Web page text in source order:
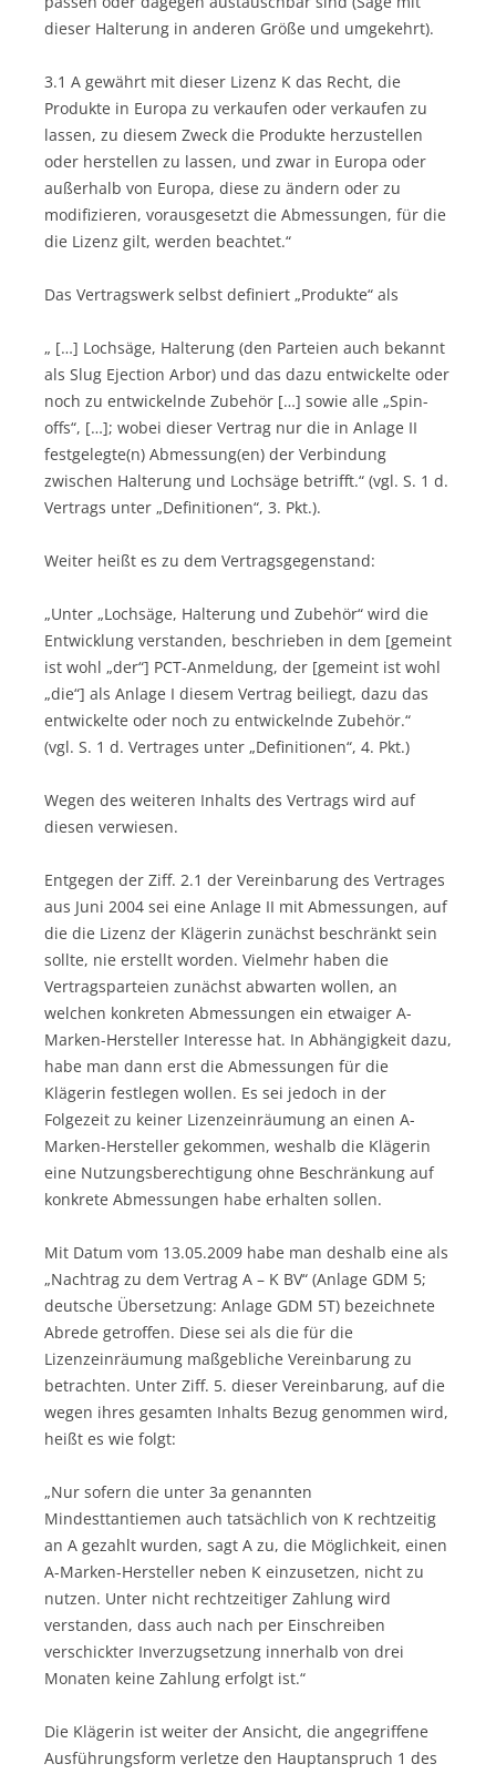
dieser Halterung in anderen Größe und umgekehrt).
3.1 A gewährt mit dieser Lizenz K das Recht, die
Produkte in Europa zu verkaufen oder verkaufen zu
lassen, zu diesem Zweck die Produkte herzustellen
oder herstellen zu lassen, und zwar in Europa oder
außerhalb von Europa, diese zu ändern oder zu
modifizieren, vorausgesetzt die Abmessungen, für die
die Lizenz gilt, werden beachtet.“
Das Vertragswerk selbst definiert „Produkte“ als
„ […] Lochsäge, Halterung (den Parteien auch bekannt
als Slug Ejection Arbor) und das dazu entwickelte oder
noch zu entwickelnde Zubehör […] sowie alle „Spin-
offs“, […]; wobei dieser Vertrag nur die in Anlage II
festgelegte(n) Abmessung(en) der Verbindung
zwischen Halterung und Lochsäge betrifft.“ (vgl. S. 1 d.
Vertrags unter „Definitionen“, 3. Pkt.).
Weiter heißt es zu dem Vertragsgegenstand:
„Unter „Lochsäge, Halterung und Zubehör“ wird die
Entwicklung verstanden, beschrieben in dem [gemeint
ist wohl „der“] PCT-Anmeldung, der [gemeint ist wohl
„die“] als Anlage I diesem Vertrag beiliegt, dazu das
entwickelte oder noch zu entwickelnde Zubehör.“
(vgl. S. 1 d. Vertrages unter „Definitionen“, 4. Pkt.)
Wegen des weiteren Inhalts des Vertrags wird auf
diesen verwiesen.
Entgegen der Ziff. 2.1 der Vereinbarung des Vertrages
aus Juni 2004 sei eine Anlage II mit Abmessungen, auf
die die Lizenz der Klägerin zunächst beschränkt sein
sollte, nie erstellt worden. Vielmehr haben die
Vertragsparteien zunächst abwarten wollen, an
welchen konkreten Abmessungen ein etwaiger A-
Marken-Hersteller Interesse hat. In Abhängigkeit dazu,
habe man dann erst die Abmessungen für die
Klägerin festlegen wollen. Es sei jedoch in der
Folgezeit zu keiner Lizenzeinräumung an einen A-
Marken-Hersteller gekommen, weshalb die Klägerin
eine Nutzungsberechtigung ohne Beschränkung auf
konkrete Abmessungen habe erhalten sollen.
Mit Datum vom 13.05.2009 habe man deshalb eine als
„Nachtrag zu dem Vertrag A – K BV“ (Anlage GDM 5;
deutsche Übersetzung: Anlage GDM 5T) bezeichnete
Abrede getroffen. Diese sei als die für die
Lizenzeinräumung maßgebliche Vereinbarung zu
betrachten. Unter Ziff. 5. dieser Vereinbarung, auf die
wegen ihres gesamten Inhalts Bezug genommen wird,
heißt es wie folgt:
„Nur sofern die unter 3a genannten
Mindesttantiemen auch tatsächlich von K rechtzeitig
an A gezahlt wurden, sagt A zu, die Möglichkeit, einen
A-Marken-Hersteller neben K einzusetzen, nicht zu
nutzen. Unter nicht rechtzeitiger Zahlung wird
verstanden, dass auch nach per Einschreiben
verschickter Inverzugsetzung innerhalb von drei
Monaten keine Zahlung erfolgt ist.“
Die Klägerin ist weiter der Ansicht, die angegriffene
Ausführungsform verletze den Hauptanspruch 1 des